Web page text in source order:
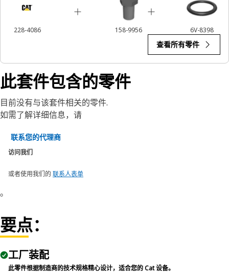
228-4086 158-9956 6V-8398
查看所有零件
此套件包含的零件
目前没有与该套件相关的零件.
如需了解详细信息，请
联系您的代理商
访问我们
或者使用我们的 联系人表单
。
要点：
工厂装配
此零件根据制造商的技术规格精心设计，适合您的 Cat 设备。